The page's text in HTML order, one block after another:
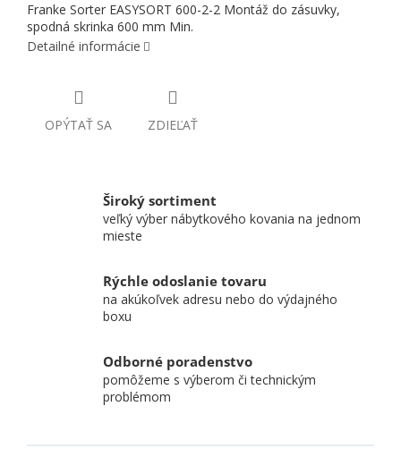
Franke Sorter EASYSORT 600-2-2 Montáž do zásuvky,
spodná skrinka 600 mm Min.
Detailné informácie
OPÝTAŤ SA ZDIEĽAŤ
Široký sortiment
veľký výber nábytkového kovania na jednom
mieste
Rýchle odoslanie tovaru
na akúkoľvek adresu nebo do výdajného
boxu
Odborné poradenstvo
pomôžeme s výberom či technickým
problémom